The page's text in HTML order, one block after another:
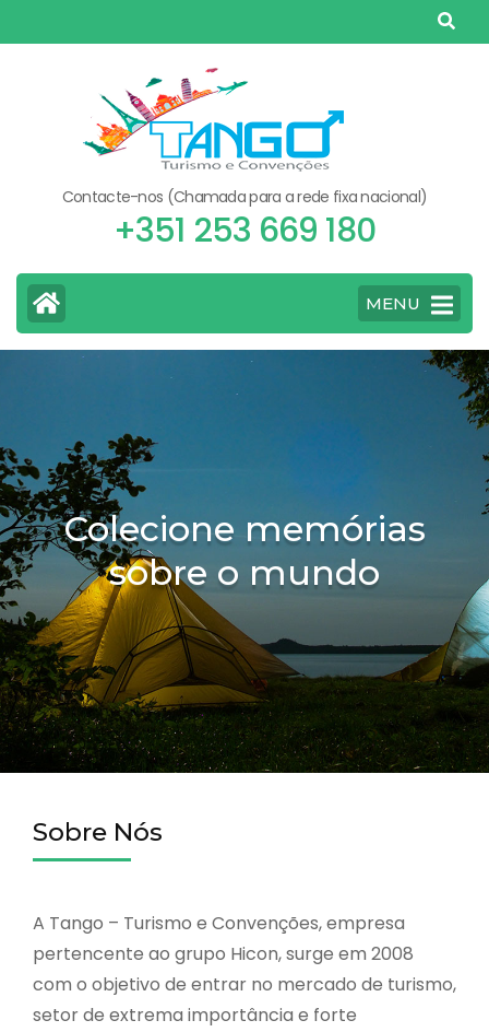
to
Contacte-nos (Chamada para a rede fixa nacional)
+351 253 669 180
MENU
Colecione memórias
sobre o mundo
Sobre Nós
A Tango – Turismo e Convenções, empresa
pertencente ao grupo Hicon, surge em 2008
com o objetivo de entrar no mercado de turismo,
setor de extrema importância e forte